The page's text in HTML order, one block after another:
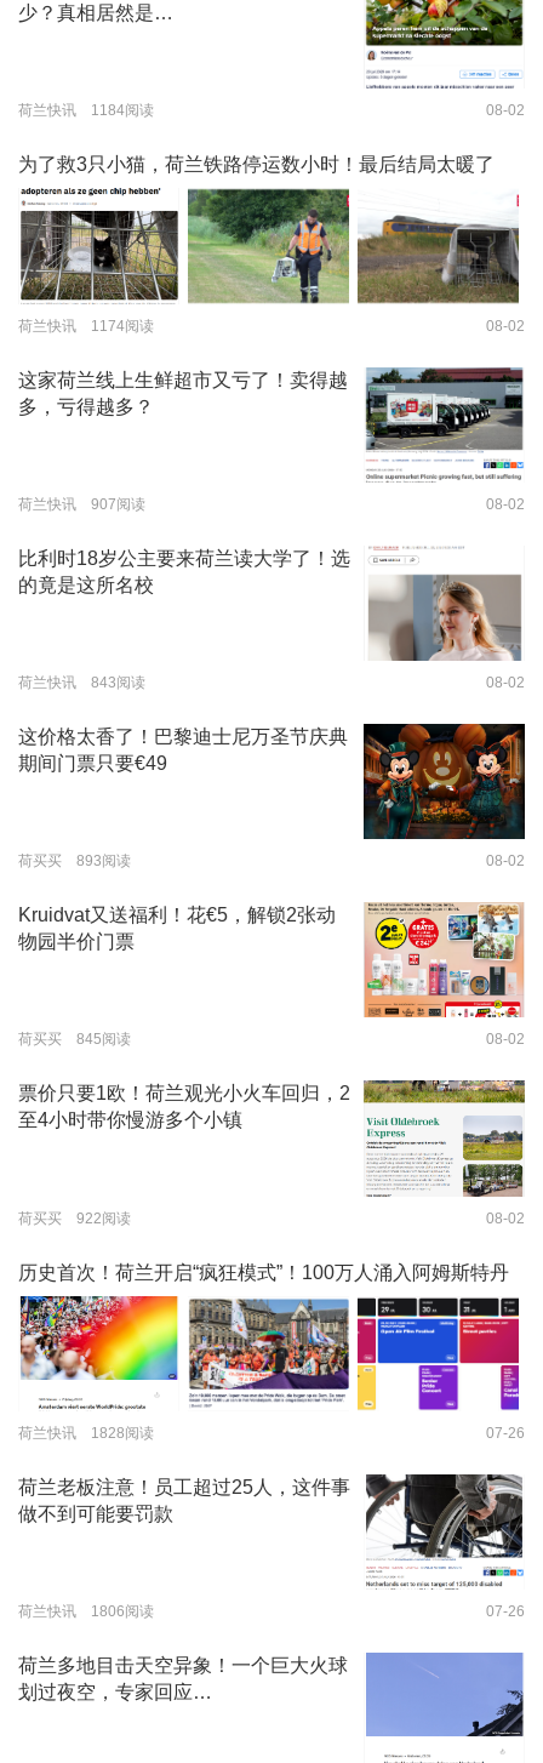
少？真相居然是…
荷兰快讯 1184阅读 08-02
为了救3只小猫，荷兰铁路停运数小时！最后结局太暖了
荷兰快讯 1174阅读 08-02
这家荷兰线上生鲜超市又亏了！卖得越
多，亏得越多？
荷兰快讯 907阅读 08-02
比利时18岁公主要来荷兰读大学了！选
的竟是这所名校
荷兰快讯 843阅读 08-02
这价格太香了！巴黎迪士尼万圣节庆典
期间门票只要€49
荷买买 893阅读 08-02
Kruidvat又送福利！花€5，解锁2张动
物园半价门票
荷买买 845阅读 08-02
票价只要1欧！荷兰观光小火车回归，2
至4小时带你慢游多个小镇
荷买买 922阅读 08-02
历史首次！荷兰开启“疯狂模式”！100万人涌入阿姆斯特丹
荷兰快讯 1828阅读 07-26
荷兰老板注意！员工超过25人，这件事
做不到可能要罚款
荷兰快讯 1806阅读 07-26
荷兰多地目击天空异象！一个巨大火球
划过夜空，专家回应…